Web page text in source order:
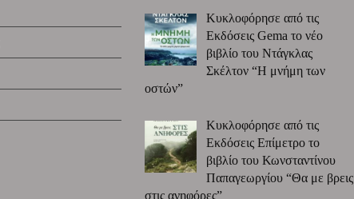
Κυκλοφόρησε από τις
Εκδόσεις Gema το νέο
βιβλίο του Ντάγκλας
Σκέλτον “Η μνήμη των
οστών”
Κυκλοφόρησε από τις
Εκδόσεις Επίμετρο το
βιβλίο του Κωνσταντίνου
Παπαγεωργίου “Θα με βρεις
στις ανηφόρες”